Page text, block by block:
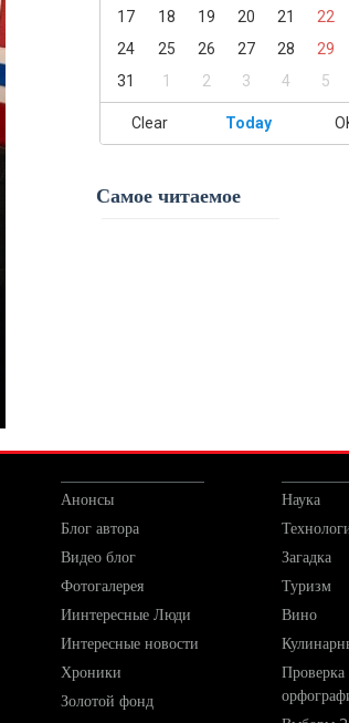
17
18 19 20 21 22
24
25 26 27 28 29
31
1 2 3 4 5
Clear Today
Самое читаемое
Анонсы
Блог автора
Видео блог
Фотогалерея
Иинтересные Люди
Интересные новости
Хроники
Золотой фонд
Наука
Загадка
Туризм
Вино
Проверка